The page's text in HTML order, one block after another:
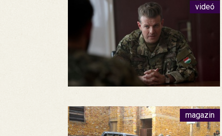
videó
magazin